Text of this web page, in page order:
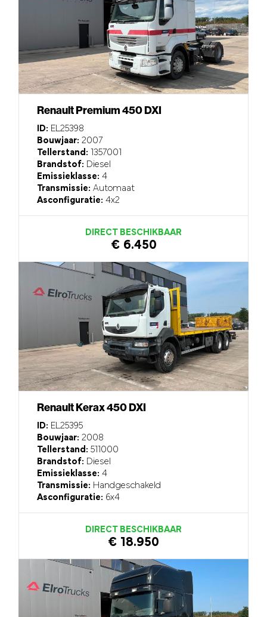
Renault Premium 450 DXI
ID: EL25398
Bouwjaar: 2007
Tellerstand: 1357001
Brandstof: Diesel
Emissieklasse: 4
Transmissie: Automaat
Asconfiguratie: 4x2
DIRECT BESCHIKBAAR
€ 6.450
Renault Kerax 450 DXI
ID: EL25395
Bouwjaar: 2008
Tellerstand: 511000
Brandstof: Diesel
Emissieklasse: 4
Transmissie: Handgeschakeld
Asconfiguratie: 6x4
DIRECT BESCHIKBAAR
€ 18.950